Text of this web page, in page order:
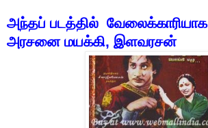
அந்தப் படத்தில் வேலைக்காரியாக
அரசனை மயக்கி, இளவரசன்